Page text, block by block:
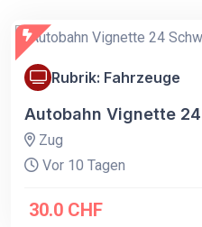
Rubrik: Fahrzeuge
Autobahn Vignette 24
Zug
Vor 10 Tagen
30.0 CHF